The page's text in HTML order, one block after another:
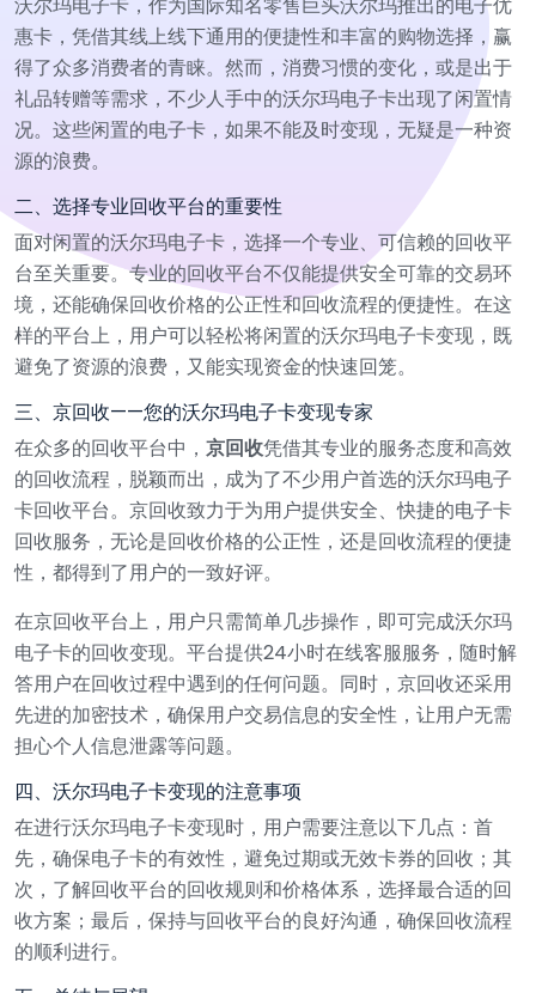
惠卡，凭借其线上线下通用的便捷性和丰富的购物选择，赢
得了众多消费者的青睐。然而，消费习惯的变化，或是出于
礼品转赠等需求，不少人手中的沃尔玛电子卡出现了闲置情
况。这些闲置的电子卡，如果不能及时变现，无疑是一种资
源的浪费。
二、选择专业回收平台的重要性
面对闲置的沃尔玛电子卡，选择一个专业、可信赖的回收平
台至关重要。专业的回收平台不仅能提供安全可靠的交易环
境，还能确保回收价格的公正性和回收流程的便捷性。在这
样的平台上，用户可以轻松将闲置的沃尔玛电子卡变现，既
避免了资源的浪费，又能实现资金的快速回笼。
三、京回收——您的沃尔玛电子卡变现专家
在众多的回收平台中， 京回收凭借其专业的服务态度和高效
的回收流程，脱颖而出，成为了不少用户首选的沃尔玛电子
卡回收平台。京回收致力于为用户提供安全、快捷的电子卡
回收服务，无论是回收价格的公正性，还是回收流程的便捷
性，都得到了用户的一致好评。
在京回收平台上，用户只需简单几步操作，即可完成沃尔玛
电子卡的回收变现。平台提供24小时在线客服服务，随时解
答用户在回收过程中遇到的任何问题。同时，京回收还采用
先进的加密技术，确保用户交易信息的安全性，让用户无需
担心个人信息泄露等问题。
四、沃尔玛电子卡变现的注意事项
在进行沃尔玛电子卡变现时，用户需要注意以下几点：首
先，确保电子卡的有效性，避免过期或无效卡券的回收；其
次，了解回收平台的回收规则和价格体系，选择最合适的回
收方案；最后，保持与回收平台的良好沟通，确保回收流程
的顺利进行。